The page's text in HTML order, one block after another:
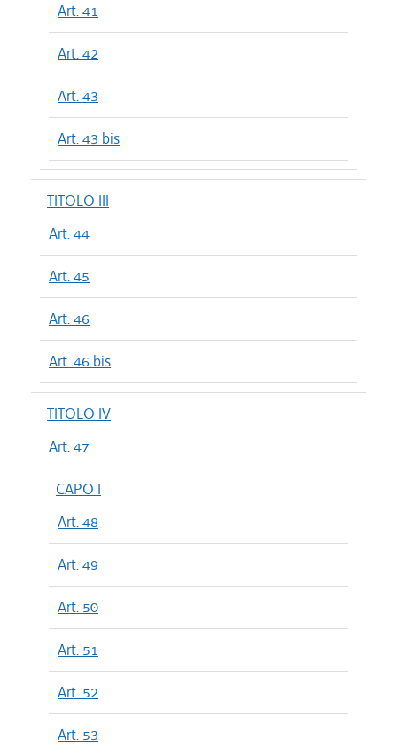
Art. 41
Art. 42
Art. 43
Art. 43 bis
TITOLO III
Art. 44
Art. 45
Art. 46
Art. 46 bis
TITOLO IV
Art. 47
CAPO I
Art. 48
Art. 49
Art. 50
Art. 51
Art. 52
Art. 53